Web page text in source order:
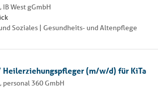
IB West gGmbH
Soziales | Gesundheits- und Altenpflege
Heilerziehungspfleger (m/w/d) für KiTa
personal 360 GmbH